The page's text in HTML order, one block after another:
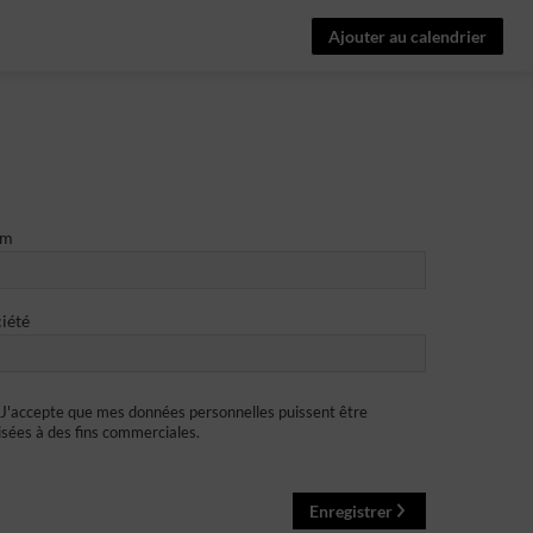
Ajouter au calendrier
J'accepte que mes données personnelles puissent être
à des fins commerciales.
Enregistrer